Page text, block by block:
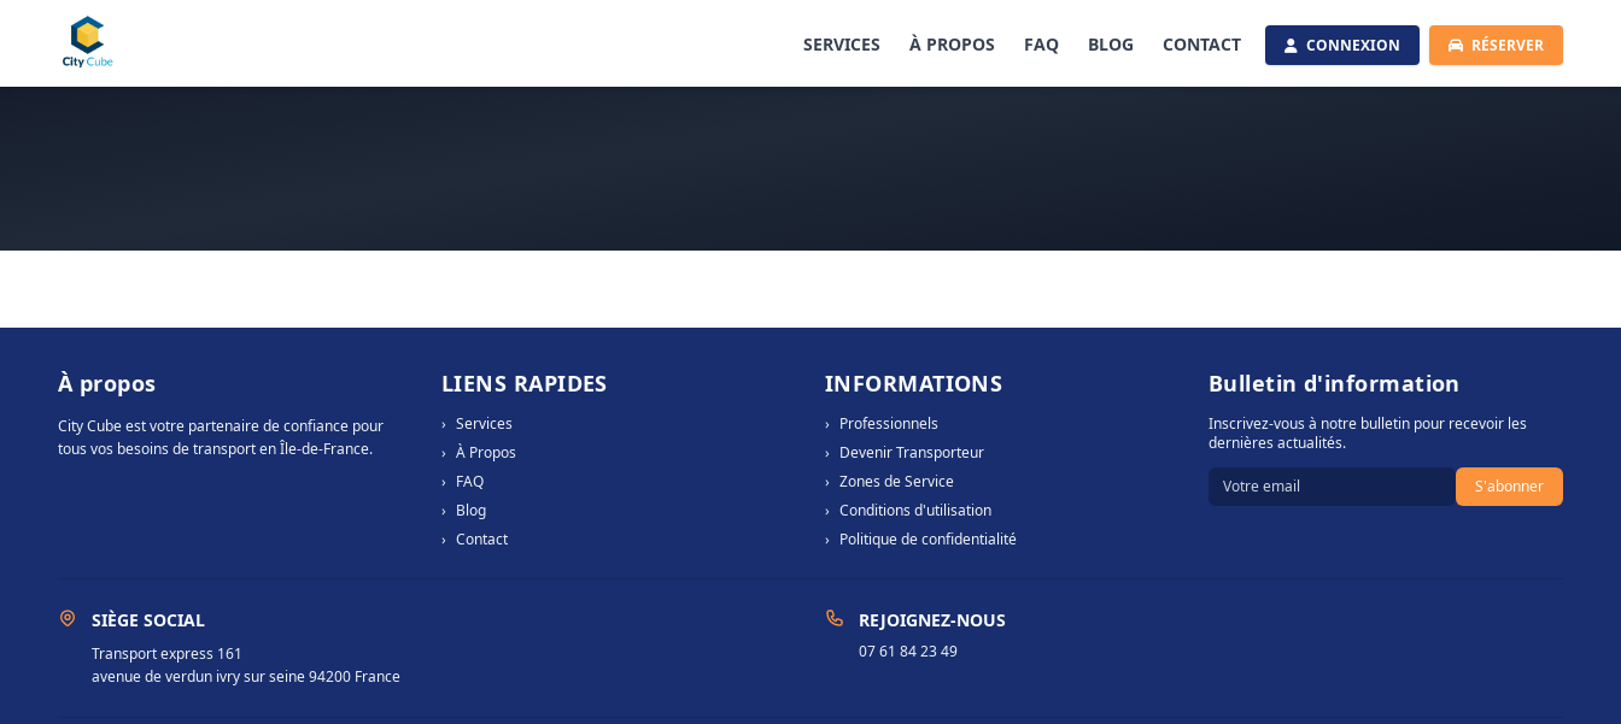
SERVICES À PROPOS FAQ BLOG CONTACT CONNEXION RÉSERVER
À propos
City Cube est votre partenaire de confiance pour
tous vos besoins de transport en Île-de-France.
LIENS RAPIDES
› Services
› À Propos
› FAQ
› Blog
› Contact
INFORMATIONS
› Professionnels
› Devenir Transporteur
› Zones de Service
› Conditions d'utilisation
› Politique de confidentialité
Bulletin d'information
Inscrivez-vous à notre bulletin pour recevoir les
dernières actualités.
S'abonner
SIÈGE SOCIAL
Transport express 161
avenue de verdun ivry sur seine 94200 France
REJOIGNEZ-NOUS
07 61 84 23 49